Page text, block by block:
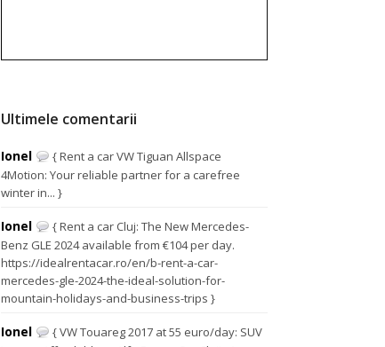
Ultimele comentarii
Ionel
{ Rent a car VW Tiguan Allspace
4Motion: Your reliable partner for a carefree
winter in... }
Ionel
{ Rent a car Cluj: The New Mercedes-
Benz GLE 2024 available from €104 per day.
https://idealrentacar.ro/en/b-rent-a-car-
mercedes-gle-2024-the-ideal-solution-for-
mountain-holidays-and-business-trips }
Ionel
{ VW Touareg 2017 at 55 euro/day: SUV